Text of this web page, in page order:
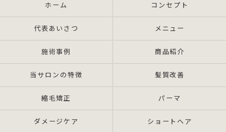
ホーム コンセプト
代表あいさつ メニュー
施術事例 商品紹介
当サロンの特徴 髪質改善
縮毛矯正 パーマ
ダメージケア ショートヘア